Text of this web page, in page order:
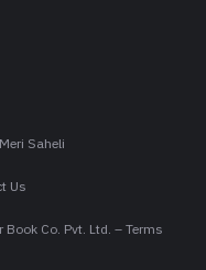
के उस दौर को याद